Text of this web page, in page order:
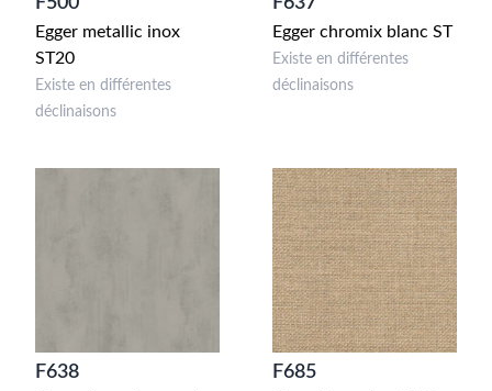
Egger metallic inox
ST20
Existe en différentes
déclinaisons
Egger chromix blanc ST
Existe en différentes
déclinaisons
F638 F685